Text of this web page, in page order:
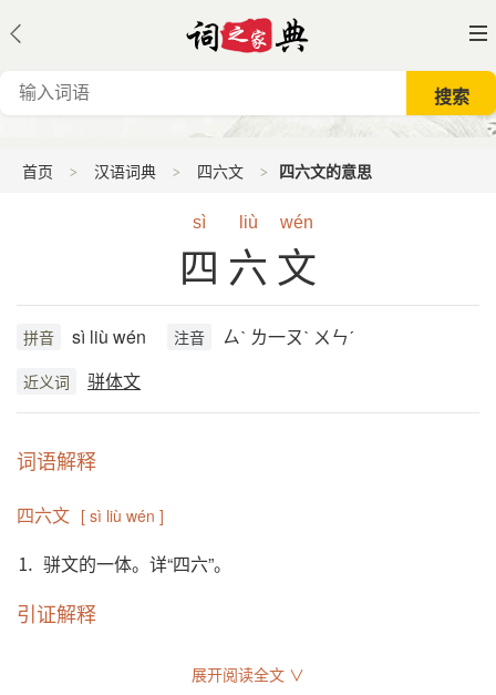
首页 汉语词典 四六文 四六文的意思
sì liù wén
四六文
拼音 sì liù wén 注音 ㄙˋ ㄌ一ㄡˋ ㄨㄣˊ
近义词 骈体文
词语解释
四六文 [ sì liù wén ]
⒈ 骈文的一体。详“四六”。
引证解释
⒈ 骈文的一体。详“四六”。展开阅读全文 ∨